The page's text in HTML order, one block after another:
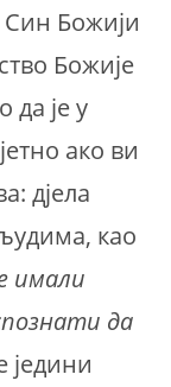
Божији
Божије
да је у
ако ви
дјела
као
имали
да
једини